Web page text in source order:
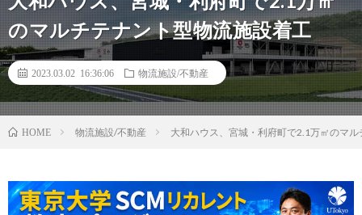
のマルチテナント型物流施設着工
2023.03.02 16:36:06 物流施設/不動産
HOME 物流施設/不動産 大和ハウス、宮城・利府町で2.1万㎡のマ